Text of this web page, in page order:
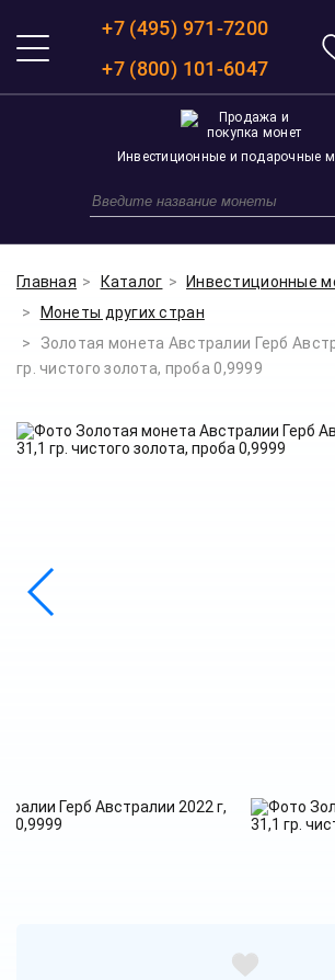
+7 (495) 971-7200
+7 (800) 101-6047
Инвестиционные и подарочные
Главная Каталог
Инвестиционные
Монеты других стран
Золотая монета Австралии Герб
гр. чистого золота, проба 0,9999